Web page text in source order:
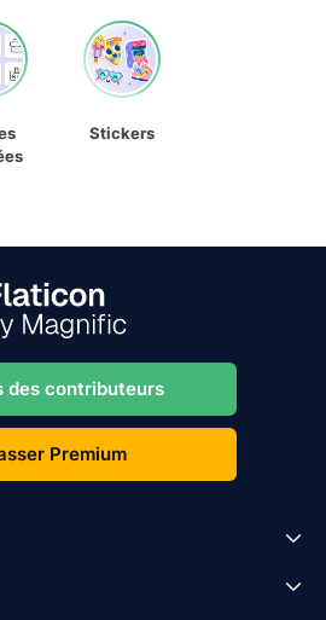
Stickers
des contributeurs
Premium